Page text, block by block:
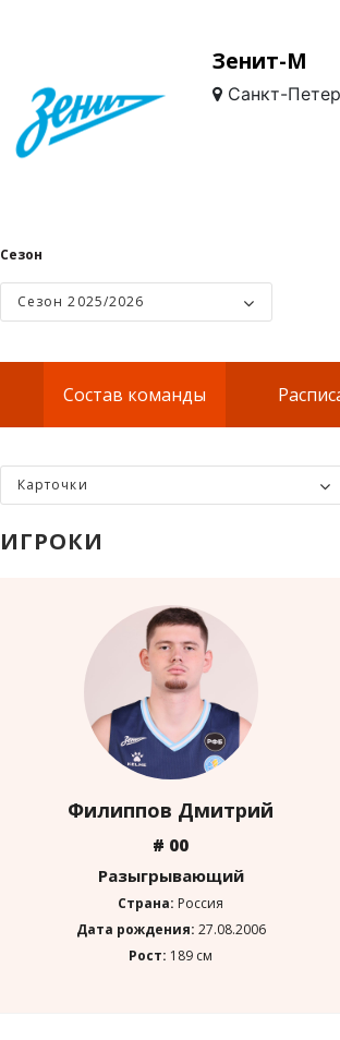
Зенит-М
Санкт-
Сезон
Сезон 2025/2026
Состав команды
Карточки
ИГРОКИ
Филиппов Дмитрий
# 00
Разыгрывающий
Страна: Россия
Дата рождения: 27.08.2006
Рост: 189 см